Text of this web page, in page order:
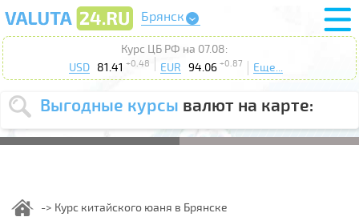
Брянск
Курс ЦБ РФ на 07.08:
USD 81.41 +0.48 EUR 94.06 +0.87 Еще...
Выгодные курсы валют на карте:
Выберите
USD EUR
курс отКурс китайского юаня в Брянске